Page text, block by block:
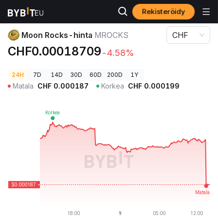
Rekisteröidy
Kryptohinnat Moon Rocks-hinta MROCKS
Moon Rocks-hinta MROCKS
CHF0.00018709-4.58%
CHF
24H 7D 14D 30D 60D 200D 1Y
Matala CHF 0.000187 Korkea CHF 0.000199